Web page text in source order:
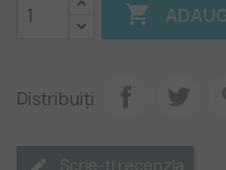

Distribuiți
Scrie-ți recenzia